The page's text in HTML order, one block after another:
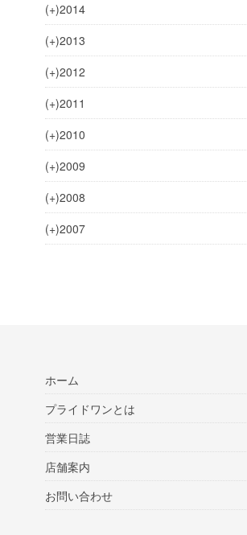
(+)2014
(+)2013
(+)2012
(+)2011
(+)2010
(+)2009
(+)2008
(+)2007
ホーム
プライドワンとは
営業日誌
店舗案内
お問い合わせ